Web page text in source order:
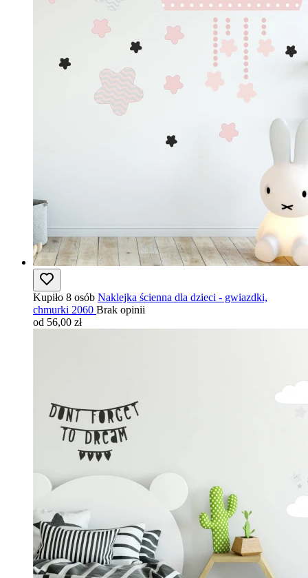
Kupiło 8 osób Naklejka ścienna dla dzieci - gwiazdki,
chmurki 2060 Brak opinii
od 56,00 zł